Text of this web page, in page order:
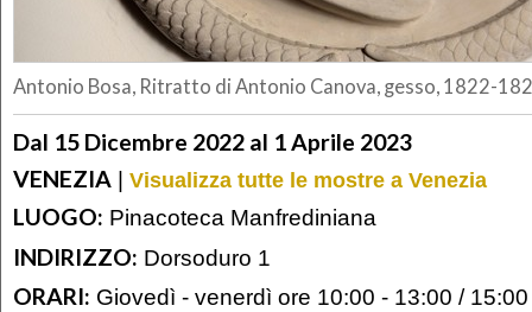
Antonio Bosa, Ritratto di Antonio Canova, gesso, 1822-
Dal 15 Dicembre 2022 al 1 Aprile 2023
VENEZIA | Visualizza tutte le mostre a Venezia
LUOGO: Pinacoteca Manfrediniana
INDIRIZZO: Dorsoduro 1
ORARI: Giovedì - venerdì ore 10:00 - 13:00 /